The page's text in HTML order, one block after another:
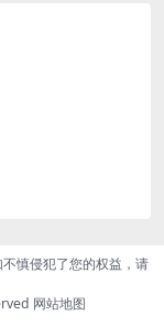
慎侵犯了您的权益，请
网站地图